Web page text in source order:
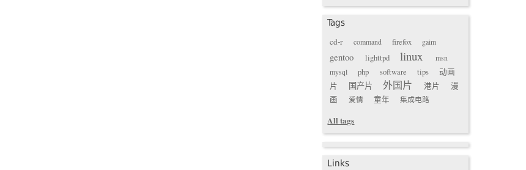
Tags
cd-r
command firefox gaim
gentoo lighttpd linux
msn
mysql
php software tips
动画
片
国产片 外国片 港片
漫
画
爱情 童年 集成电路
All tags
Links